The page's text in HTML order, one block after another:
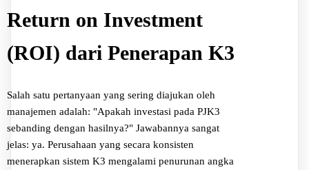
Return on Investment
(ROI) dari Penerapan K3
Salah satu pertanyaan yang sering diajukan oleh
manajemen adalah: "Apakah investasi pada PJK3
sebanding dengan hasilnya?" Jawabannya sangat
jelas: ya. Perusahaan yang secara konsisten
menerapkan sistem K3 mengalami penurunan angka